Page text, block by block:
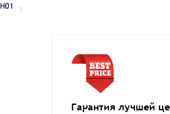
Гарантия лучшей